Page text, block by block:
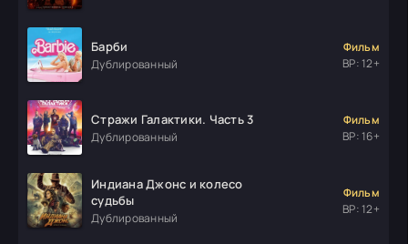
Барби
Дублированный
Фильм
ВР: 12+
Стражи Галактики. Часть 3
Дублированный
Фильм
ВР: 16+
Индиана Джонс и колесо
судьбы
Дублированный
Фильм
ВР: 12+